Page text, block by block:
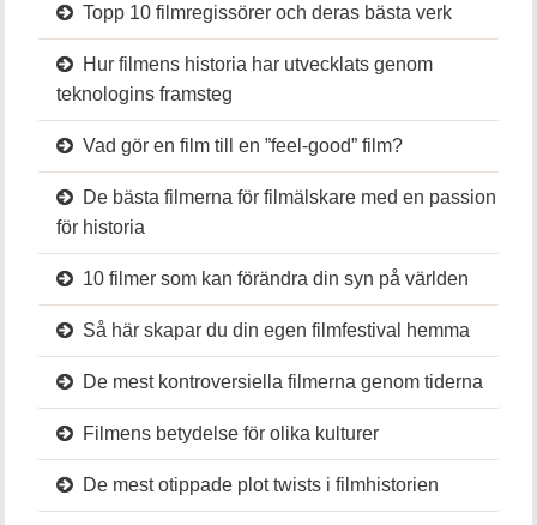
Topp 10 filmregissörer och deras bästa verk
Hur filmens historia har utvecklats genom
teknologins framsteg
Vad gör en film till en ”feel-good” film?
De bästa filmerna för filmälskare med en passion
för historia
10 filmer som kan förändra din syn på världen
Så här skapar du din egen filmfestival hemma
De mest kontroversiella filmerna genom tiderna
Filmens betydelse för olika kulturer
De mest otippade plot twists i filmhistorien